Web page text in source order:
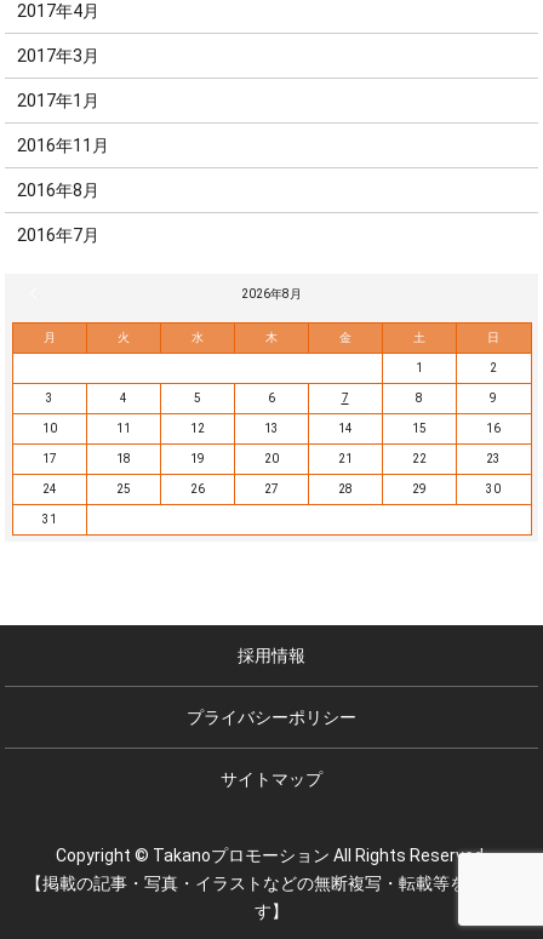
2017年4月
2017年3月
2017年1月
2016年11月
2016年8月
2016年7月
2026年8月
月 火 水 木 金 土 日
1 2
3 4 5 6 7 8 9
10 11 12 13 14 15 16
17 18 19 20 21 22 23
24 25 26 27 28 29 30
31
採用情報
プライバシーポリシー
サイトマップ
Copyright © Takanoプロモーション All Rights Reserved.
【掲載の記事・写真・イラストなどの無断複写・転載等を禁じま
す】